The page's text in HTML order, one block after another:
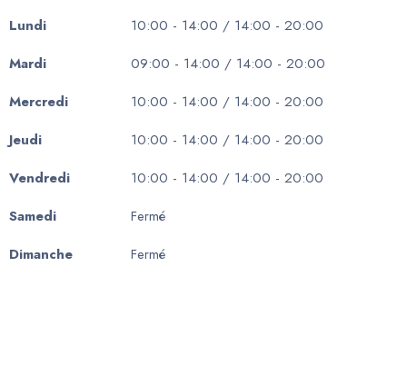
Lundi
10:00 - 14:00 / 14:00 - 20:00
Mardi
09:00 - 14:00 / 14:00 - 20:00
Mercredi
10:00 - 14:00 / 14:00 - 20:00
Jeudi
10:00 - 14:00 / 14:00 - 20:00
Vendredi
10:00 - 14:00 / 14:00 - 20:00
Samedi
Fermé
Dimanche
Fermé